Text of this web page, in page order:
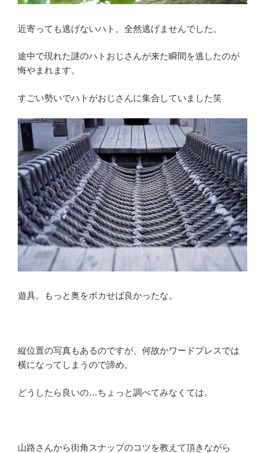
近寄っても逃げないハト。全然逃げませんでした。
途中で現れた謎のハトおじさんが来た瞬間を逃したのが
悔やまれます。
すごい勢いでハトがおじさんに集合していました笑
遊具。もっと奥をボカせば良かったな。
縦位置の写真もあるのですが、何故かワードプレスでは
横になってしまうので諦め。
どうしたら良いの…ちょっと調べてみなくては。
山路さんから街角スナップのコツを教えて頂きながら